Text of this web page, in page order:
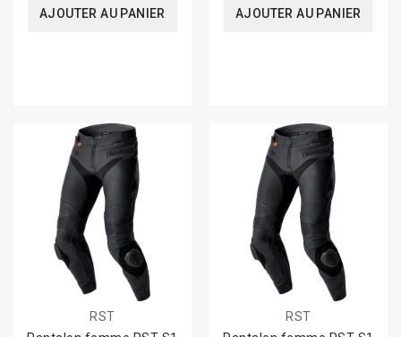
AJOUTER AU PANIER AJOUTER AU PANIER
RST
RST